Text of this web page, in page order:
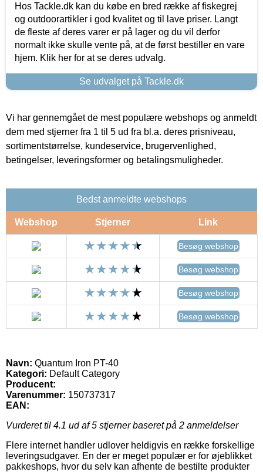
Hos Tackle.dk kan du købe en bred række af fiskegrej
og outdoorartikler i god kvalitet og til lave priser. Langt
de fleste af deres varer er på lager og du vil derfor
normalt ikke skulle vente på, at de først bestiller en vare
hjem. Klik her for at se deres udvalg.
Se udvalget på Tackle.dk
Vi har gennemgået de mest populære webshops og anmeldt
dem med stjerner fra 1 til 5 ud fra bl.a. deres prisniveau,
sortimentstørrelse, kundeservice, brugervenlighed,
betingelser, leveringsformer og betalingsmuligheder.
Bedst anmeldte webshops
Webshop Stjerner Link
Besøg webshop
Besøg webshop
Besøg webshop
Besøg webshop
Navn: Quantum Iron PT-40
Kategori: Default Category
Producent:
Varenummer: 150737317
EAN:
Vurderet til 4.1 ud af 5 stjerner baseret på 2 anmeldelser
Flere internet handler udlover heldigvis en række forskellige
leveringsudgaver. En der er meget populær er for øjeblikket
pakkeshops, hvor du selv kan afhente de bestilte produkter